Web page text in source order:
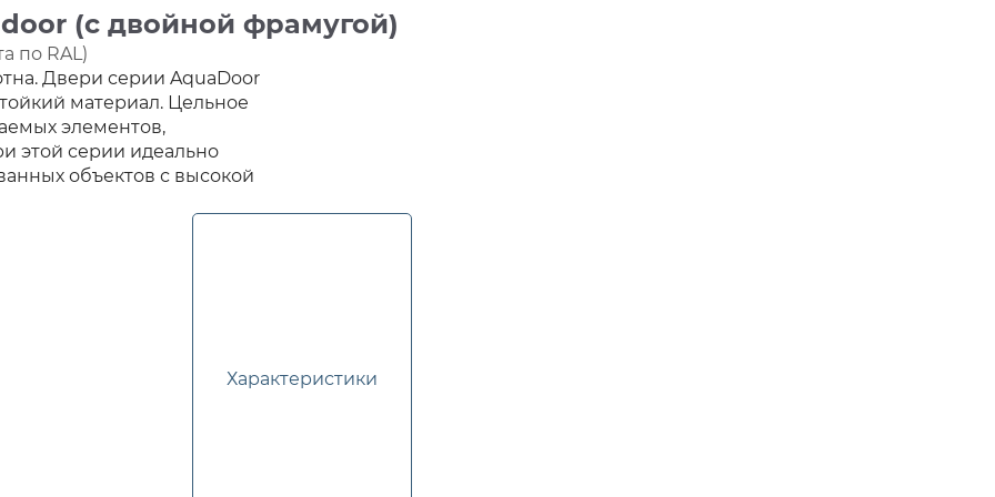
(с двойной фрамугой)
по RAL)
Двери серии AquaDoor
материал. Цельное
элементов,
этой серии идеально
объектов с высокой
Характеристики